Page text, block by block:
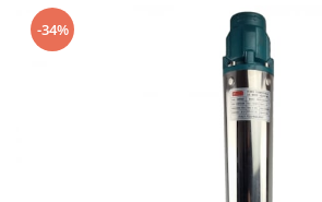
TV, Audio-Video & Foto
Gaming & Jucării
Truse, Scule de mana si unelte
-34%